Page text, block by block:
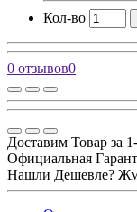
Кол-во
0 отзывов0
Доставим Товар за
Официальная
Нашли Дешевле?